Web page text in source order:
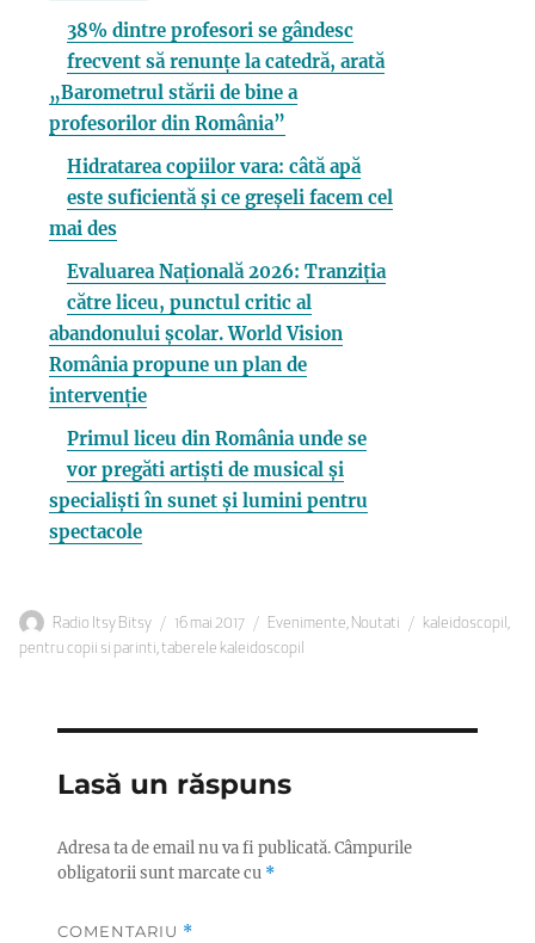
38% dintre profesori se gândesc
frecvent să renunțe la catedră, arată
„Barometrul stării de bine a
profesorilor din România”
Hidratarea copiilor vara: câtă apă
este suficientă și ce greșeli facem cel
mai des
Evaluarea Națională 2026: Tranziția
către liceu, punctul critic al
abandonului școlar. World Vision
România propune un plan de
intervenție
Primul liceu din România unde se
vor pregăti artiști de musical și
specialiști în sunet și lumini pentru
spectacole
Autor
Radio Itsy Bitsy
Publicat
pe
16 mai 2017 Categorii
Evenimente, Noutati Etichete
kaleidoscopil ,
pentru copii si parinti,taberele kaleidoscopil
Lasă un răspuns
Adresa ta de email nu va fi publicată.Câmpurile
obligatorii sunt marcate cu *
COMENTARIU *